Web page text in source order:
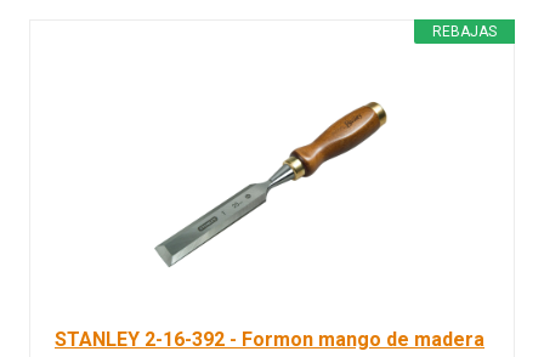
REBAJAS
STANLEY 2-16-392 - Formon mango de madera